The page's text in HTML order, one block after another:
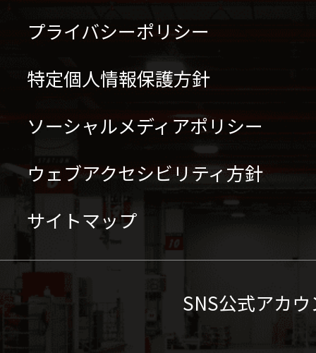
プライバシーポリシー
特定個人情報保護方針
ソーシャルメディアポリシー
ウェブアクセシビリティ方針
サイトマップ
SNS公式アカ